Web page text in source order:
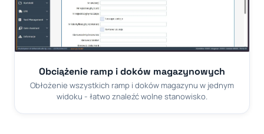
Obciążenie ramp i doków magazynowych
Obłożenie wszystkich ramp i doków magazynu w jednym
widoku - łatwo znaleźć wolne stanowisko.